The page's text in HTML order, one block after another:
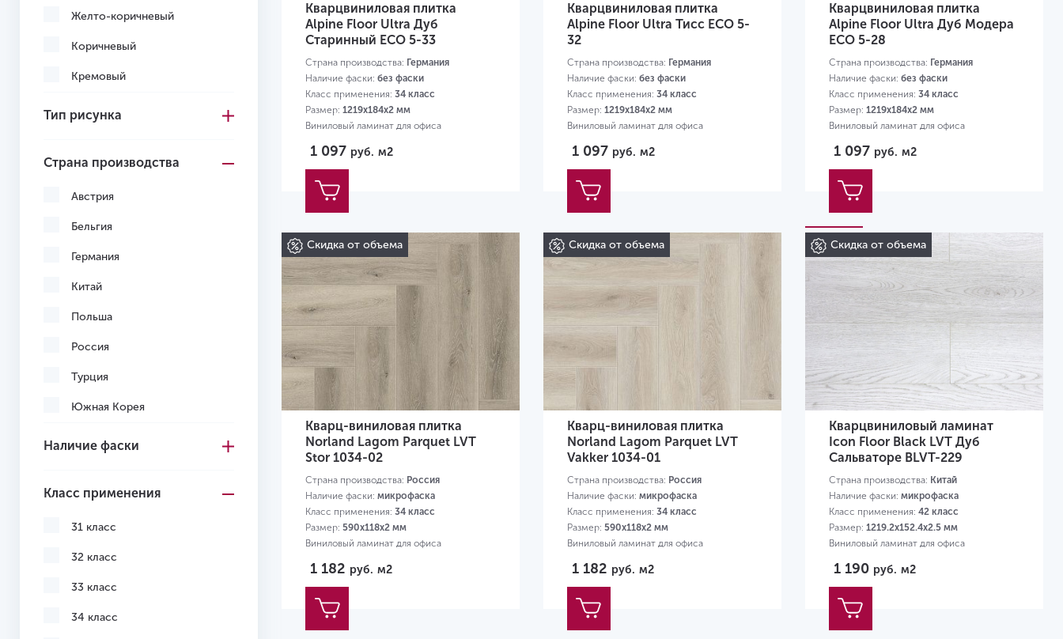
Желто-коричневый
Коричневый
Кремовый
Светло-коричневый
Светло-серый
Серо-коричневый
Серый
Темно-коричневый
Темно-серый
Черный
Желтый
Желто-красный
Тип рисунка
Страна производства
Австрия
Бельгия
Германия
Китай
Польша
Россия
Турция
Южная Корея
Наличие фаски
Класс применения
31 класс
32 класс
33 класс
34 класс
Кварцвиниловая плитка
Alpine Floor Ultra Дуб
Старинный ЕСО 5-33
Страна производства: Германия
Наличие фаски: без фаски
Класс применения: 34 класс
Размер: 1219х184х2 мм
Виниловый ламинат для офиса
1 097 руб. м2
Кварцвиниловая плитка
Alpine Floor Ultra Тисс ЕСО 5-
32
Страна производства: Германия
Наличие фаски: без фаски
Класс применения: 34 класс
Размер: 1219х184х2 мм
Виниловый ламинат для офиса
1 097 руб. м2
Кварцвиниловая плитка
Alpine Floor Ultra Дуб Модера
ЕСО 5-28
Страна производства: Германия
Наличие фаски: без фаски
Класс применения: 34 класс
Размер: 1219х184х2 мм
Виниловый ламинат для офиса
1 097 руб. м2
Скидка от объема
Кварц-виниловая плитка
Norland Lagom Parquet LVT
Stor 1034-02
Страна производства: Россия
Наличие фаски: микрофаска
Класс применения: 34 класс
Размер: 590х118х2 мм
Виниловый ламинат для офиса
1 182 руб. м2
Скидка от объема
Кварц-виниловая плитка
Norland Lagom Parquet LVT
Vakker 1034-01
Страна производства: Россия
Наличие фаски: микрофаска
Класс применения: 34 класс
Размер: 590х118х2 мм
Виниловый ламинат для офиса
1 182 руб. м2
Скидка от объема
Кварцвиниловый ламинат
Icon Floor Black LVT Дуб
Сальваторе BLVT-229
Страна производства: Китай
Наличие фаски: микрофаска
Класс применения: 42 класс
Размер: 1219.2х152.4х2.5 мм
Виниловый ламинат для офиса
1 190 руб. м2